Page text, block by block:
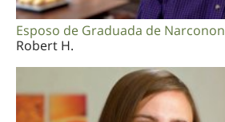
Esposo de Graduada de Narconon
Robert H.